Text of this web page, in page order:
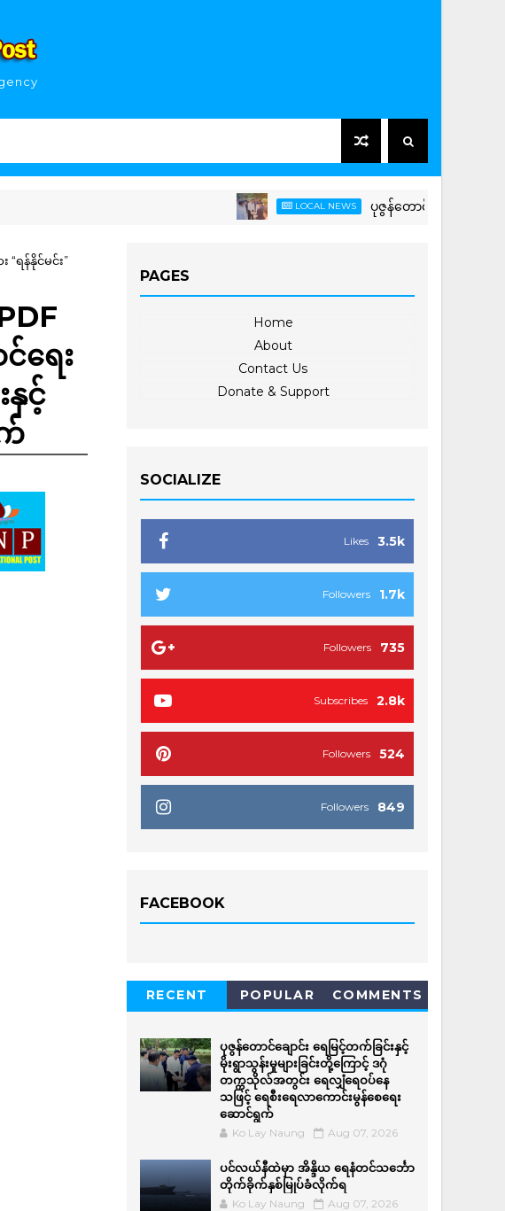
LOCAL NEWS ပုဇွန်တောင်ချောင်း ရေမြင့်တက်ခြ
ရန်နိုင်မင်း”
ရေး
နှင့်
PAGES
Home
About
Contact Us
Donate & Support
SOCIALIZE
3.5k
Likes
1.7k
Followers
735
Followers
2.8k
Subscribes
524
Followers
849
Followers
FACEBOOK
RECENT POPULAR COMMENTS
ပုဇွန်တောင်ချောင်း ရေမြင့်တက်ခြင်းနှင့်
မိုးရွာသွန်းမှုများခြင်းတို့ကြောင့် ဒဂုံ
တက္ကသိုလ်အတွင်း ရေလျှံရေဝပ်နေ
သဖြင့် ရေစီးရေလာကောင်းမွန်စေရေး
ဆောင်ရွက်
Ko Lay Naung Aug 07, 2026
ပင်လယ်နီထဲမှာ အိန္ဒိယ ရေနံတင်သင်္ဘော
တိုက်ခိုက်နှစ်မြုပ်ခံလိုက်ရ
Ko Lay Naung Aug 07, 2026